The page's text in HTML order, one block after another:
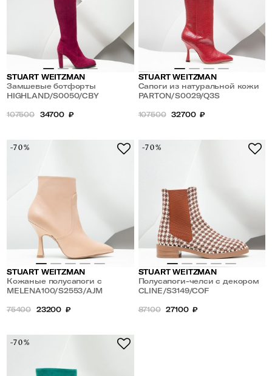
STUART WEITZMAN
Замшевые ботфорты
HIGHLAND
HIGHLAND/S0050/CBY
107500 34700 ₽
STUART WEITZMAN
Сапоги из натуральной кожи
с принтом под крокодил
PARTON/S0029/Q3S
107500 32700 ₽
-70%
STUART WEITZMAN
Кожаные полусапоги с
фигурным каблуком MELENA
MELENA100/S2553/AJM
75400 23200 ₽
-70%
STUART WEITZMAN
Полусапоги-челси с декором
по ранту CLINE
CLINE/S3149/COF
87100 27100 ₽
-70%